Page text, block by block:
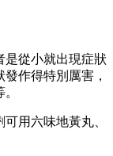
是從小就出現症狀
作得特別厲害，
用六味地黃丸、